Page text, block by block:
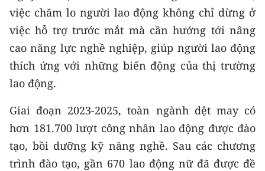
việc chăm lo người lao động không chỉ dừng ở
việc hỗ trợ trước mắt mà cần hướng tới nâng
cao năng lực nghề nghiệp, giúp người lao động
thích ứng với những biến động của thị trường
lao động.
Giai đoạn 2023-2025, toàn ngành dệt may có
hơn 181.700 lượt công nhân lao động được đào
tạo, bồi dưỡng kỹ năng nghề. Sau các chương
trình đào tạo, gần 670 lao động nữ đã được đề